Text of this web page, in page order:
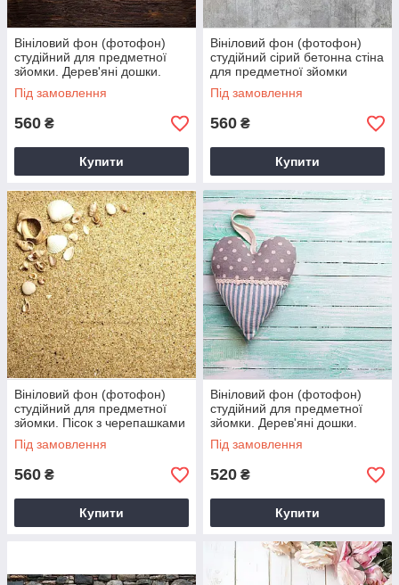
Вініловий фон (фотофон)
студійний для предметної
зйомки. Дерев'яні дошки.
Коричневий
Під замовлення
560 ₴
Купити
Вініловий фон (фотофон)
студійний сірий бетонна стіна
для предметної зйомки
Під замовлення
560 ₴
Купити
Вініловий фон (фотофон)
студійний для предметної
зйомки. Пісок з черепашками
Під замовлення
560 ₴
Купити
Вініловий фон (фотофон)
студійний для предметної
зйомки. Дерев'яні дошки.
Блакитний
Під замовлення
520 ₴
Купити